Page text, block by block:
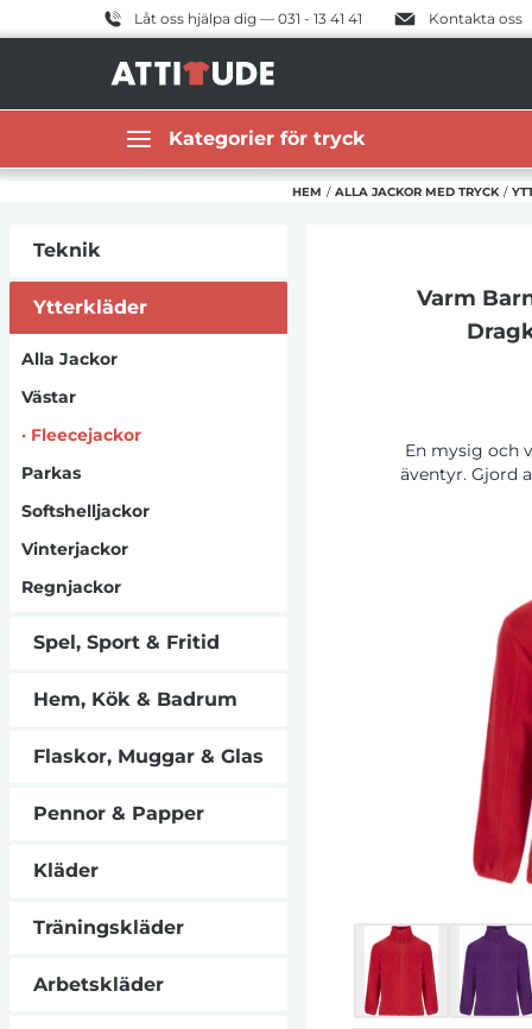
Låt oss hjälpa dig — 031 - 13 41 41 Kontakta oss
Kategorier för tryck
HEM / ALLA JACKOR MED TRYCK /
Teknik
Ytterkläder
Alla Jackor
Västar
· Fleecejackor
Parkas
Softshelljackor
Vinterjackor
Regnjackor
Spel, Sport & Fritid
Hem, Kök & Badrum
Flaskor, Muggar & Glas
Pennor & Papper
Kläder
Träningskläder
Arbetskläder
Varm
En mysig och
äventyr. Gjord
justeringar
borttagbar
utmärkt val